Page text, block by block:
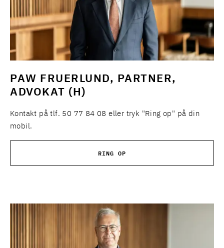
PAW FRUERLUND, PARTNER,
ADVOKAT (H)
Kontakt på tlf. 50 77 84 08 eller tryk "Ring op" på din
mobil.
RING OP